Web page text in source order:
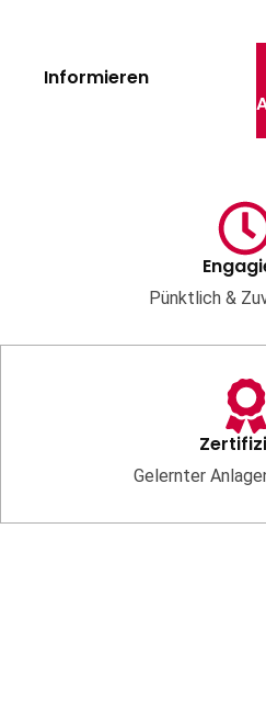
Informieren
Pünktlich &
Gelernter